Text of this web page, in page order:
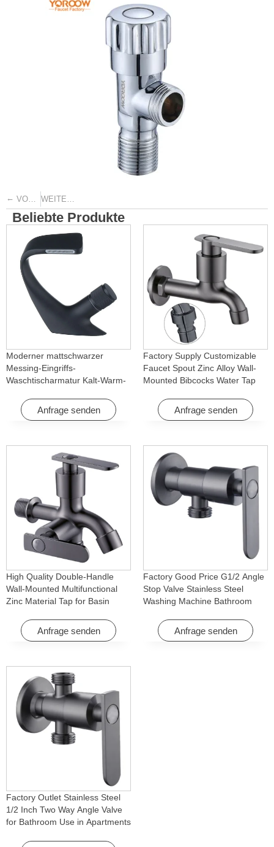
← VORHERIGE WEITER
Beliebte Produkte
Moderner mattschwarzer
Messing-Eingriffs-
Waschtischarmatur Kalt-Warm-
Hotel & Wohnung
Anfrage senden
Factory Supply Customizable
Faucet Spout Zinc Alloy Wall-
Mounted Bibcocks Water Tap
Anfrage senden
High Quality Double-Handle
Wall-Mounted Multifunctional
Zinc Material Tap for Basin
Homes
Anfrage senden
Factory Good Price G1/2 Angle
Stop Valve Stainless Steel
Washing Machine Bathroom
Apartments & Hotels
Anfrage senden
Factory Outlet Stainless Steel
1/2 Inch Two Way Angle Valve
for Bathroom Use in Apartments